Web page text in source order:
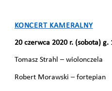
KONCERT KAMERALNY
20 czerwca 2020 r. (sobota) g.
Tomasz Strahl – wiolonczela
Robert Morawski – fortepian